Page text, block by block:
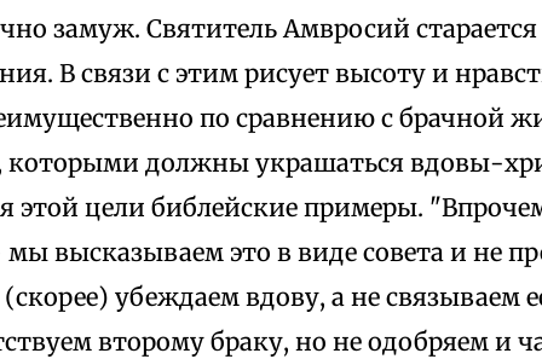
замуж. Святитель Амвросий старается
В связи с этим рисует высоту и
по сравнению с брачной
которыми должны украшаться вдовы-
этой цели библейские примеры.
высказываем это в виде совета и не
убеждаем вдову, а не связываем
второму браку, но не одобряем и